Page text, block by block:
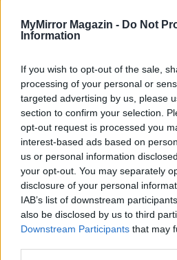
MyMirror Magazin - Do Not
Information
If you wish to opt-out of the sale,
processing of your personal or
targeted advertising by us, please
section to confirm your selection.
opt-out request is processed you
interest-based ads based on
us or personal information
your opt-out. You may separately
disclosure of your personal
IAB’s list of downstream
also be disclosed by us to third
Downstream Participants that may
Minka 12. rész
Minka 11. rész